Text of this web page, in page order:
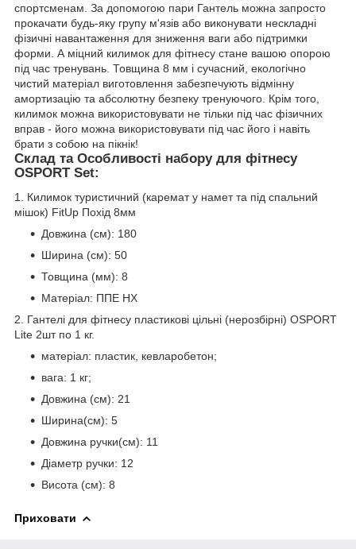
спортсменам. За допомогою пари Гантель можна запросто
прокачати будь-яку групу м'язів або виконувати нескладні
фізичні навантаження для зниження ваги або підтримки
форми. А міцний килимок для фітнесу стане вашою опорою
під час тренувань. Товщина 8 мм і сучасний, екологічно
чистий матеріал виготовлення забезпечують відмінну
амортизацію та абсолютну безпеку тренуючого. Крім того,
килимок можна використовувати не тільки під час фізичних
вправ - його можна використовувати під час його і навіть
брати з собою на пікнік!
Склад та Особливості набору для фітнесу
OSPORT Set:
1. Килимок туристичний (каремат у намет та під спальний
мішок) FitUp Похід 8мм
Довжина (см): 180
Ширина (см): 50
Товщина (мм): 8
Матеріал: ППЕ НХ
2. Гантелі для фітнесу пластикові цільні (нерозбірні) OSPORT
Lite 2шт по 1 кг.
матеріал: пластик, кевларобетон;
вага: 1 кг;
Довжина (см): 21
Ширина(см): 5
Довжина ручки(см): 11
Діаметр ручки: 12
Висота (см): 8
Приховати